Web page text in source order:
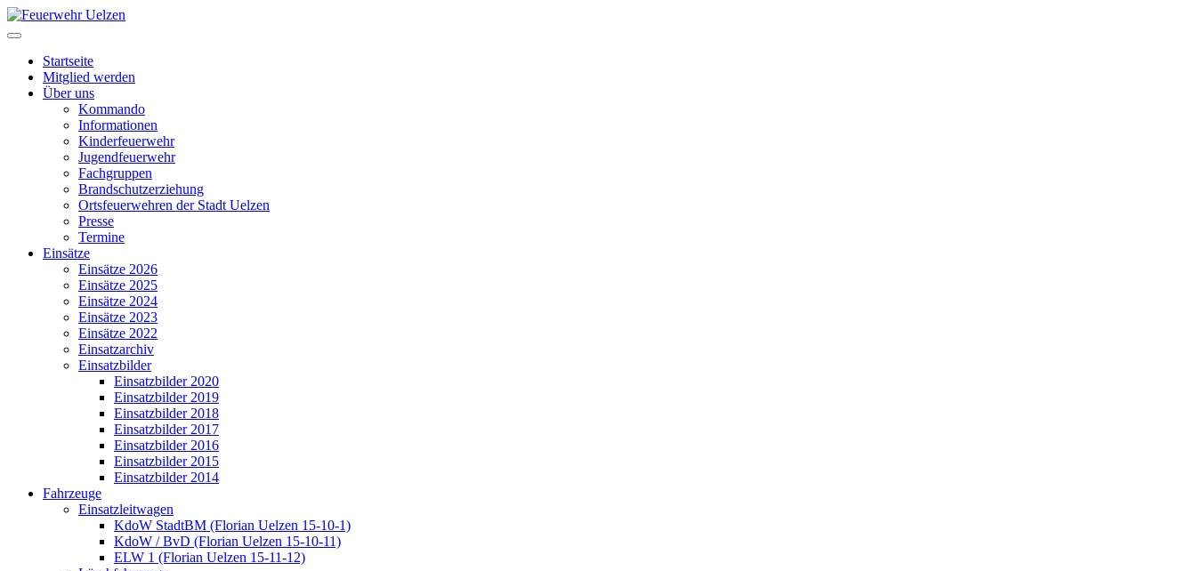
Startseite
Mitglied werden
Über uns
Kommando
Informationen
Kinderfeuerwehr
Jugendfeuerwehr
Fachgruppen
Brandschutzerziehung
Ortsfeuerwehren der Stadt Uelzen
Presse
Termine
Einsätze
Einsätze 2026
Einsätze 2025
Einsätze 2024
Einsätze 2023
Einsätze 2022
Einsatzarchiv
Einsatzbilder
Einsatzbilder 2020
Einsatzbilder 2019
Einsatzbilder 2018
Einsatzbilder 2017
Einsatzbilder 2016
Einsatzbilder 2015
Einsatzbilder 2014
Fahrzeuge
Einsatzleitwagen
KdoW StadtBM (Florian Uelzen 15-10-1)
KdoW / BvD (Florian Uelzen 15-10-11)
ELW 1 (Florian Uelzen 15-11-12)